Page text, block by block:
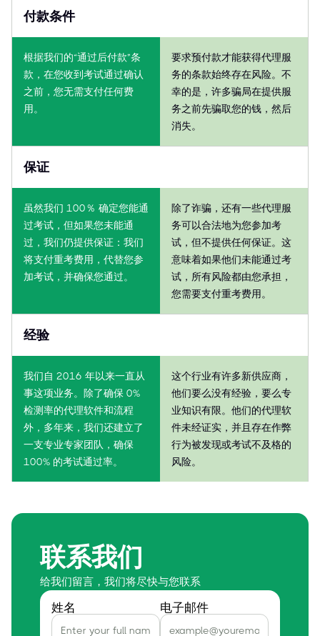
付款条件
根据我们的“通过后付款”条
款，在您收到考试通过确认
之前，您无需支付任何费
用。
要求预付款才能获得代理服
务的条款始终存在风险。不
幸的是，许多骗局在提供服
务之前先骗取您的钱，然后
消失。
保证
虽然我们 100％ 确定您能通
过考试，但如果您未能通
过，我们仍提供保证：我们
将支付重考费用，代替您参
加考试，并确保您通过。
除了诈骗，还有一些代理服
务可以合法地为您参加考
试，但不提供任何保证。这
意味着如果他们未能通过考
试，所有风险都由您承担，
您需要支付重考费用。
经验
我们自 2016 年以来一直从
事这项业务。除了确保 0%
检测率的代理软件和流程
外，多年来，我们还建立了
一支专业专家团队，确保
100% 的考试通过率。
这个行业有许多新供应商，
他们要么没有经验，要么专
业知识有限。他们的代理软
件未经证实，并且存在作弊
行为被发现或考试不及格的
风险。
联系我们
给我们留言，我们将尽快与您联系
姓名 电子邮件